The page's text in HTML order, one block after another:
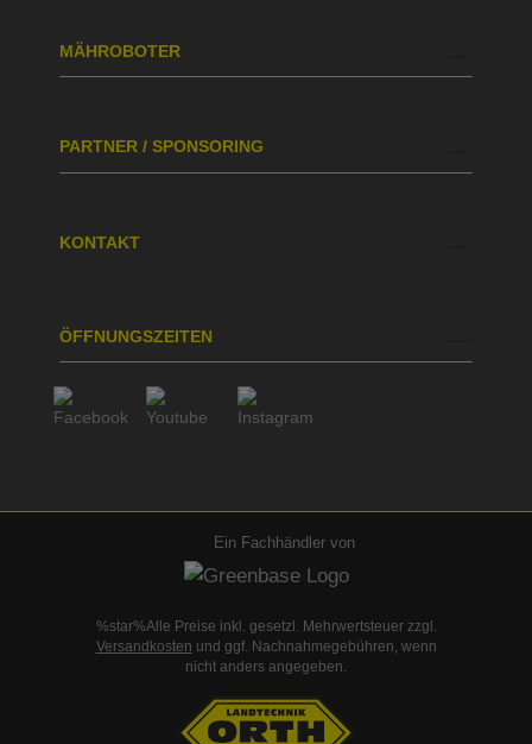
MÄHROBOTER
PARTNER / SPONSORING
KONTAKT
ÖFFNUNGSZEITEN
Ein Fachhändler von
%star%Alle Preise inkl. gesetzl. Mehrwertsteuer zzgl.
Versandkosten und ggf. Nachnahmegebühren, wenn
nicht anders angegeben.